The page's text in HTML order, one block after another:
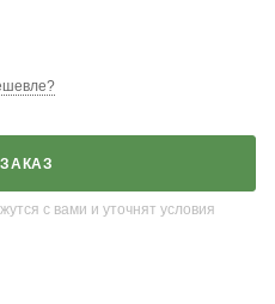
с вами и уточнят условия